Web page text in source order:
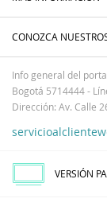
CONOZCA
Info general del
Bogotá 5714444 -
Dirección: Av. Calle
VERSIÓN